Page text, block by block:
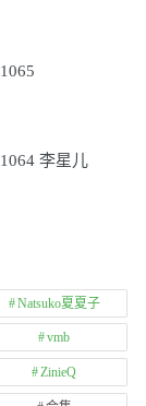
李星儿
Natsuko夏夏子
vmb
ZinieQ